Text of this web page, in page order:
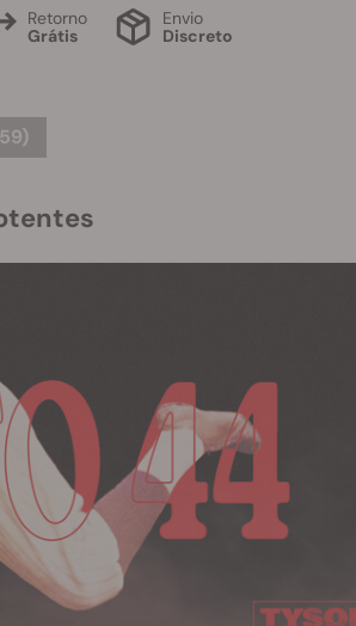
Retorno
Grátis
Envio
Discreto